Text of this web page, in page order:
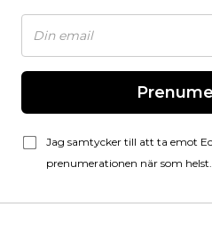
Jag samtycker till att ta emot
prenumerationen när som helst.